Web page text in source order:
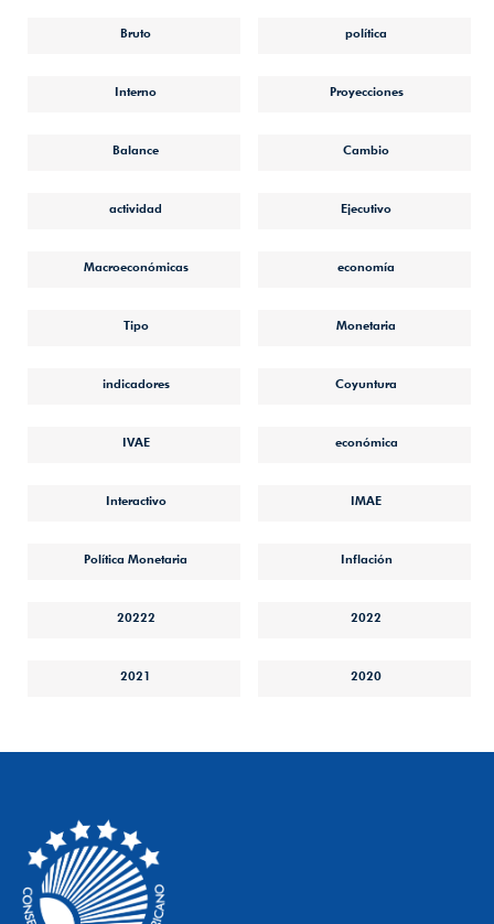
Bruto política
Interno Proyecciones
Balance Cambio
actividad Ejecutivo
Macroeconómicas economía
Tipo Monetaria
indicadores Coyuntura
IVAE económica
Interactivo IMAE
Política Monetaria Inflación
20222 2022
2021 2020